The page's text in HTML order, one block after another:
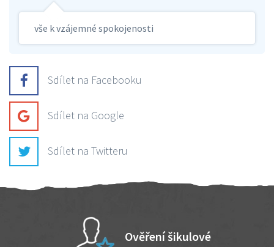
vše k vzájemné spokojenosti
Sdílet na Facebooku
Sdílet na Google
Sdílet na Twitteru
Ověření šikulové